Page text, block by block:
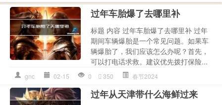
过年车胎爆了去哪里补
标题 内容 过年车胎爆了去哪里补 过年
期间车辆爆胎是一个常见问题。如果车
辆爆胎了，我们应该怎么办呢？首先，
可以打电话求救。建议优先拨打保险...
gnc 02-15 0 350 春节2024
过年从天津带什么海鲜过来